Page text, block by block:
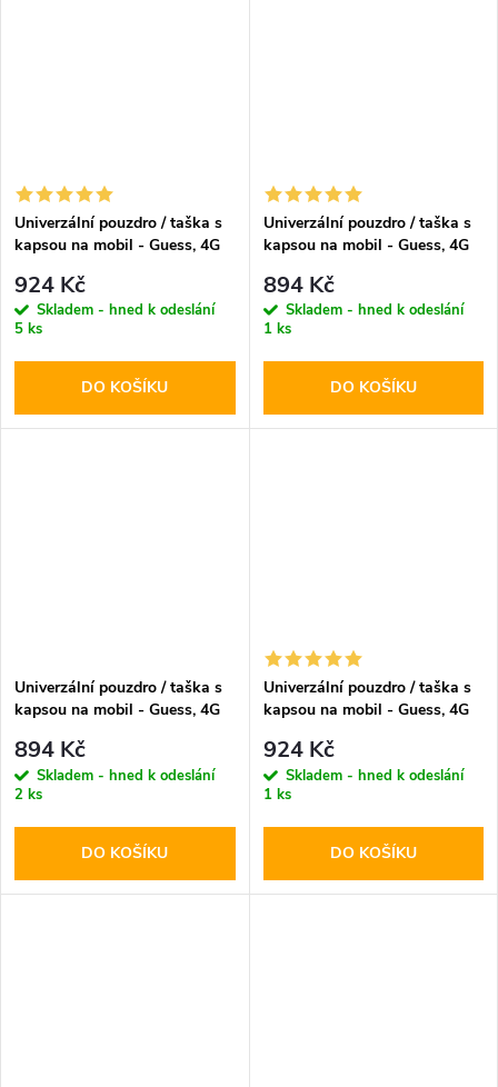
Univerzální pouzdro / taška s
kapsou na mobil - Guess, 4G
924 Kč
Skladem - hned k odeslání
5 ks
DO KOŠÍKU
Univerzální pouzdro / taška s
kapsou na mobil - Guess, 4G
894 Kč
Skladem - hned k odeslání
1 ks
DO KOŠÍKU
Univerzální pouzdro / taška s
kapsou na mobil - Guess, 4G
894 Kč
Skladem - hned k odeslání
2 ks
DO KOŠÍKU
Univerzální pouzdro / taška s
kapsou na mobil - Guess, 4G
924 Kč
Skladem - hned k odeslání
1 ks
DO KOŠÍKU